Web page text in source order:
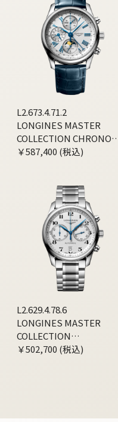
L2.673.4.71.2
LONGINES MASTER
COLLECTION CHRONO
MOONPHASE
￥587,400 (税込)
L2.629.4.78.6
LONGINES MASTER
COLLECTION
CHRONOGRAPH
￥502,700 (税込)